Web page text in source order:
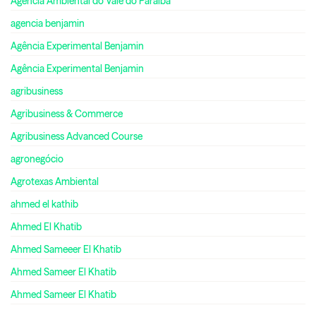
agencia benjamin
Agência Experimental Benjamin
Agência Experimental Benjamin
agribusiness
Agribusiness & Commerce
Agribusiness Advanced Course
agronegócio
Agrotexas Ambiental
ahmed el kathib
Ahmed El Khatib
Ahmed Sameeer El Khatib
Ahmed Sameer El Khatib
Ahmed Sameer El Khatib